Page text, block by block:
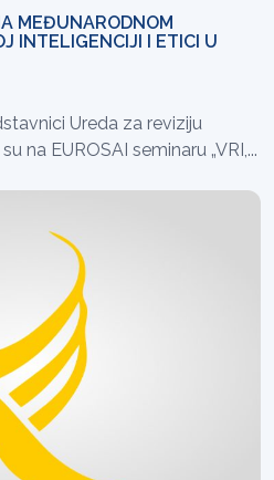
MEĐUNARODNOM
INTELIGENCIJI I ETICI U
Ureda za reviziju
na EUROSAI seminaru „VRI,...